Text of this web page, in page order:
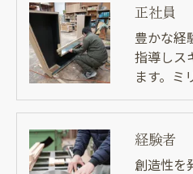
正社員
豊かな経
指導しス
ます。ミ
経験者
創造性を